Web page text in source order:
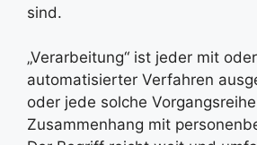
sind.
„Verarbeitung“ ist jeder mit
automatisierter Verfahren
oder jede solche
Zusammenhang mit